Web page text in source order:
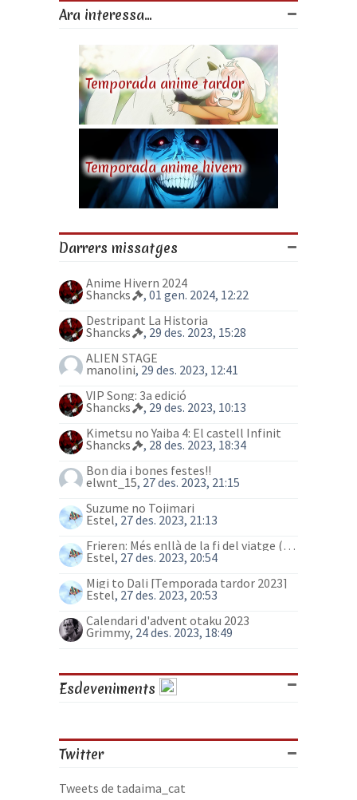
Ara interessa...
Temporada anime tardor
Temporada anime hivern
Darrers missatges
Anime Hivern 2024
Shancks
, 01 gen. 2024, 12:22
Destripant La Historia
Shancks
, 29 des. 2023, 15:28
ALIEN STAGE
manolini, 29 des. 2023, 12:41
VIP Song: 3a edició
Shancks
, 29 des. 2023, 10:13
Kimetsu no Yaiba 4: El castell Infinit
Shancks
, 28 des. 2023, 18:34
Bon dia i bones festes!!
elwnt_15, 27 des. 2023, 21:15
Suzume no Tojimari
Estel, 27 des. 2023, 21:13
Frieren: Més enllà de la fi del viatge (anime)
Estel, 27 des. 2023, 20:54
Migi to Dali [Temporada tardor 2023]
Estel, 27 des. 2023, 20:53
Calendari d'advent otaku 2023
Grimmy, 24 des. 2023, 18:49
Esdeveniments
Twitter
Tweets de tadaima_cat